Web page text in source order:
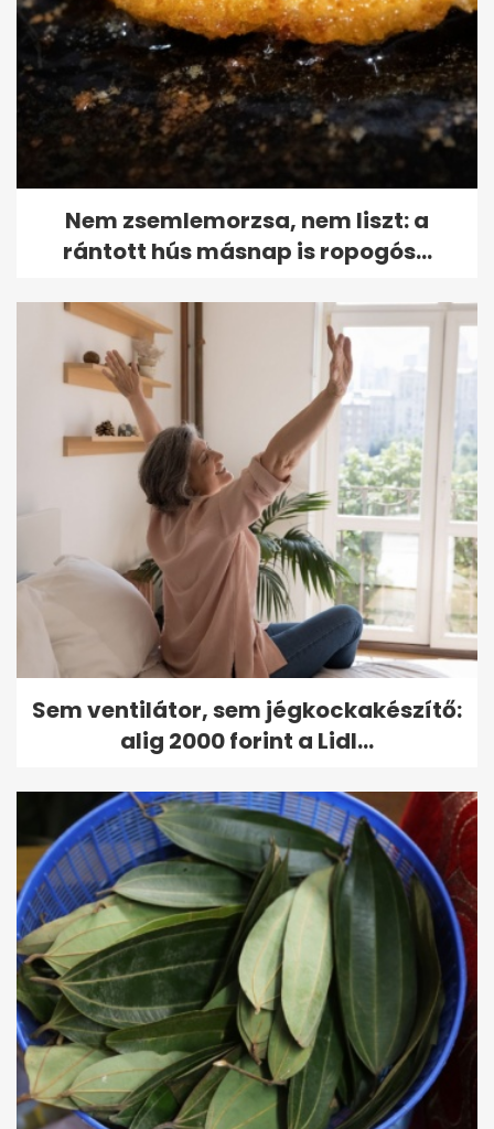
Nem zsemlemorzsa, nem liszt: a
rántott hús másnap is ropogós...
Sem ventilátor, sem jégkockakészítő:
alig 2000 forint a Lidl...